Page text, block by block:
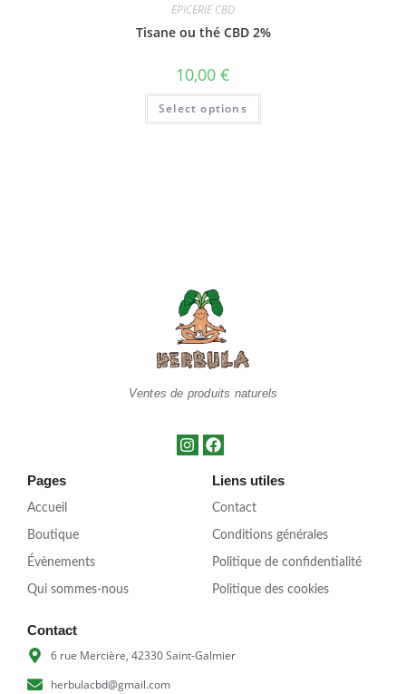
EPICERIE CBD
Tisane ou thé CBD 2%
10,00 €
Select options
Ventes de produits naturels
Pages
Accueil
Boutique
Évènements
Qui sommes-nous
Liens utiles
Contact
Conditions générales
Politique de confidentialité
Politique des cookies
Contact
6 rue Mercière, 42330 Saint-Galmier
herbulacbd@gmail.com